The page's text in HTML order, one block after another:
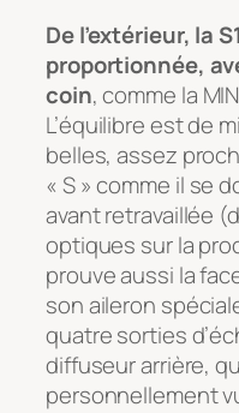
De l’extérieur, la
proportionnée,
coin, comme la
L’équilibre est de
belles, assez
« S » comme il se
avant retravaillée
optiques sur la
prouve aussi la
son aileron
quatre sorties
diffuseur arrière,
personnellement